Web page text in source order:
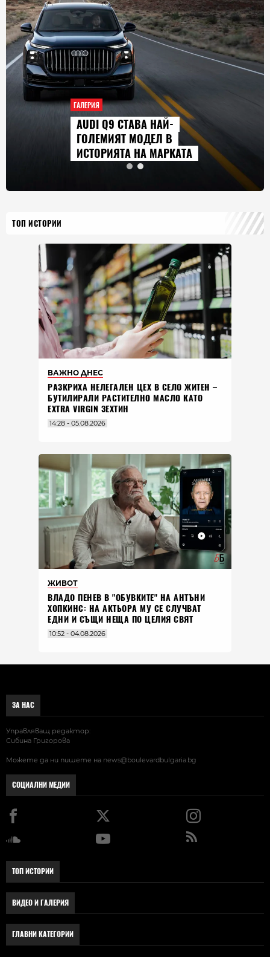
ГАЛЕРИЯ
AUDI Q9 СТАВА НАЙ-
ГОЛЕМИЯТ МОДЕЛ В
ИСТОРИЯТА НА МАРКАТА
ТОП ИСТОРИИ
ВАЖНО ДНЕС
РАЗКРИХА НЕЛЕГАЛЕН ЦЕХ В СЕЛО ЖИТЕН –
БУТИЛИРАЛИ РАСТИТЕЛНО МАСЛО КАТО
EXTRA VIRGIN ЗЕХТИН
14:28 - 05.08.2026
ЖИВОТ
ВЛАДO ПЕНЕВ В "ОБУВКИТЕ" НА АНТЪНИ
ХОПКИНС: НА АКТЬОРА МУ СЕ СЛУЧВАТ
ЕДНИ И СЪЩИ НЕЩА ПО ЦЕЛИЯ СВЯТ
10:52 - 04.08.2026
ЗА НАС
Управляващ редактор:
Сибина Григорова
Можете да ни пишете на news@boulevardbulgaria.bg
СОЦИАЛНИ МЕДИИ
ТОП ИСТОРИИ
ВИДЕО И ГАЛЕРИЯ
ГЛАВНИ КАТЕГОРИИ